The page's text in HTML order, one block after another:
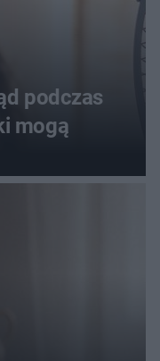
podczas
mogą